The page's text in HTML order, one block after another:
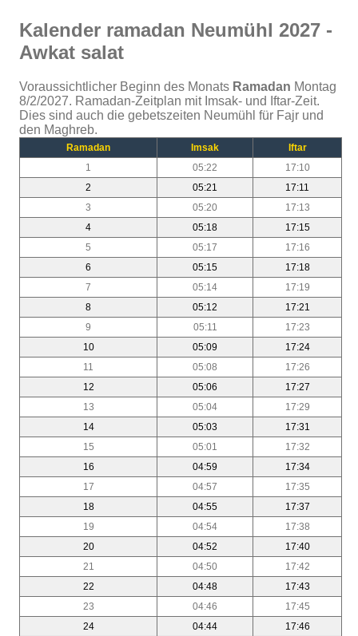
Kalender ramadan Neumühl 2027 -
Awkat salat
Voraussichtlicher Beginn des Monats Ramadan Montag
8/2/2027. Ramadan-Zeitplan mit Imsak- und Iftar-Zeit.
Dies sind auch die gebetszeiten Neumühl für Fajr und
den Maghreb.
Ramadan Imsak
Iftar
1
05:22
17:10
2
05:21
17:11
3
05:20
17:13
4
05:18
17:15
5
05:17
17:16
6
05:15
17:18
7
05:14
17:19
8
05:12
17:21
9
05:11
17:23
10
05:09
17:24
11
05:08
17:26
12
05:06
17:27
13
05:04
17:29
14
05:03
17:31
15
05:01
17:32
16
04:59
17:34
17
04:57
17:35
18
04:55
17:37
19
04:54
17:38
20
04:52
17:40
21
04:50
17:42
22
04:48
17:43
23
04:46
17:45
24
04:44
17:46